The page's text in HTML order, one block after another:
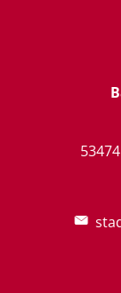
53474